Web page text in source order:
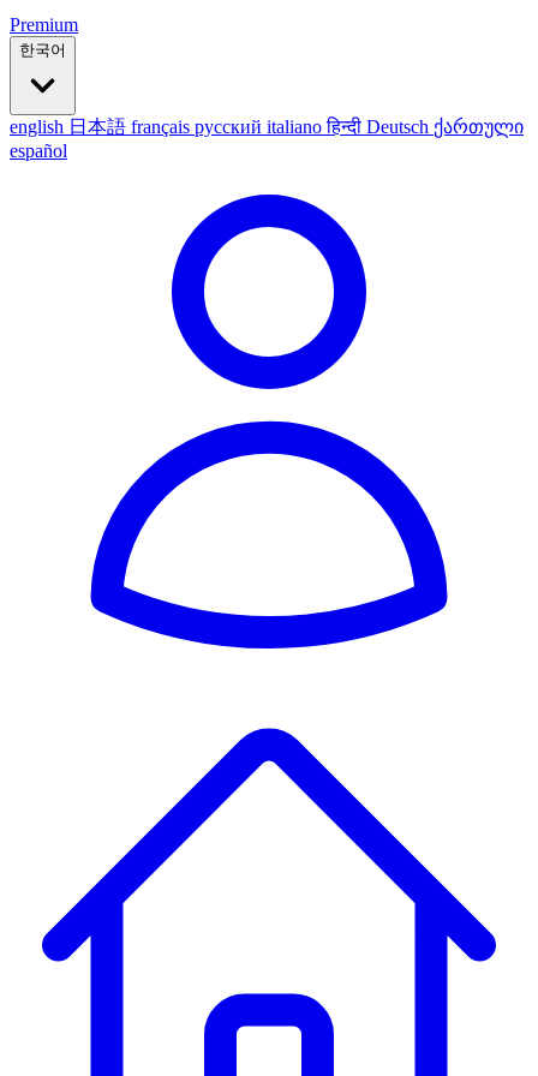
Premium
한국어
english 日本語 français русский italianoहिन्दी Deutsch ქართული
español